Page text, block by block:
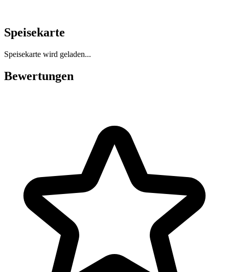
Speisekarte
Speisekarte wird geladen...
Bewertungen